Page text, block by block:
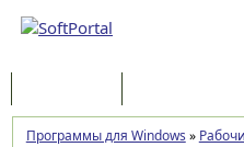
Программы для Windows »